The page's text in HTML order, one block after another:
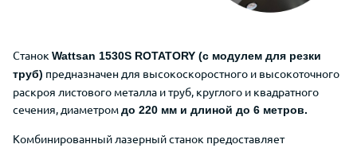
Станок Wattsan 1530S ROTATORY (с модулем для резки
труб) предназначен для высокоскоростного и высокоточного
раскроя листового металла и труб, круглого и квадратного
сечения, диаметромдо 220 мм и длиной до 6 метров.
Комбинированный лазерный станок предоставляет